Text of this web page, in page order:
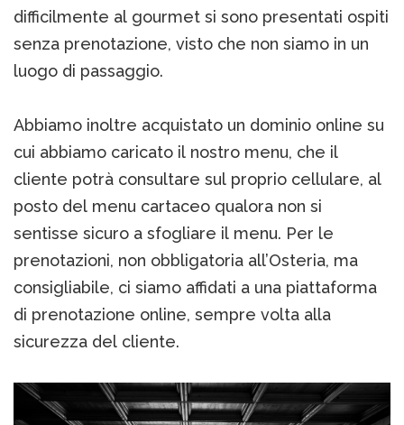
difficilmente al gourmet si sono presentati ospiti
senza prenotazione, visto che non siamo in un
luogo di passaggio.
Abbiamo inoltre acquistato un dominio online su
cui abbiamo caricato il nostro menu, che il
cliente potrà consultare sul proprio cellulare, al
posto del menu cartaceo qualora non si
sentisse sicuro a sfogliare il menu. Per le
prenotazioni, non obbligatoria all’Osteria, ma
consigliabile, ci siamo affidati a una piattaforma
di prenotazione online, sempre volta alla
sicurezza del cliente.